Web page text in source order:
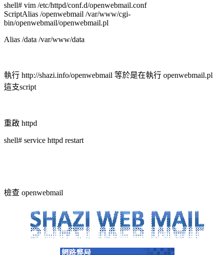
shell# vim /etc/httpd/conf.d/openwebmail.conf
ScriptAlias /openwebmail /var/www/cgi-
bin/openwebmail/openwebmail.pl
Alias /data /var/www/data
執行 http://shazi.info/openwebmail 等於是在執行 openwebmail.pl
這支script
重啟 httpd
shell# service httpd restart
檢查 openwebmail